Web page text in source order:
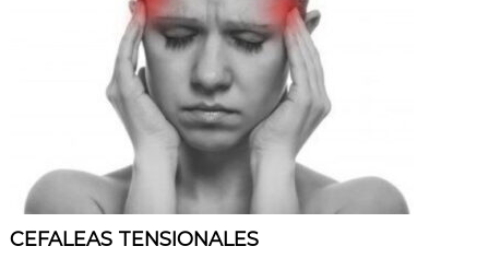
CEFALEAS TENSIONALES